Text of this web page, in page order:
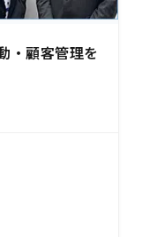
・顧客管理を